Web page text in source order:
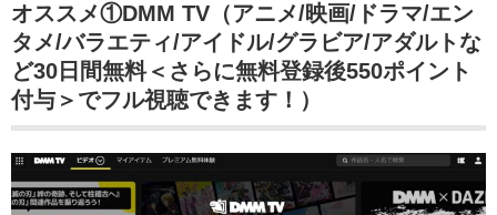
オススメ①DMM TV（アニメ/映画/ドラマ/エン
タメ/バラエティ/アイドル/グラビア/アダルトな
ど30日間無料＜さらに無料登録後550ポイント
付与＞でフル視聴できます！）